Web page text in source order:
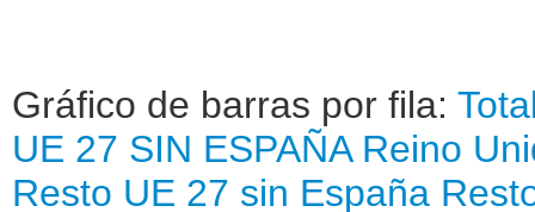
Gráfico de barras por fila:
UE 27 SIN ESPAÑA Reino
Resto UE 27 sin España